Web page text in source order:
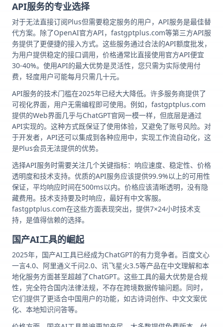
API服务的专业选择
对于无法直接订阅Plus但需要稳定服务的用户，API服务是最佳替
代方案。除了OpenAI官方API，fastgptplus.com等第三方API服
务提供了更便捷的接入方式。这些服务通过合法的API额度批发，
为用户提供稳定的接口调用，价格通常比直接使用官方API便宜
30-40%。使用API的最大优势是灵活性，您只需为实际使用付
费，轻度用户可能每月只需几十元。
API服务的技术门槛在2025年已经大大降低。许多服务商提供了
可视化界面，用户无需编程即可使用。例如，fastgptplus.com
提供的Web界面几乎与ChatGPT官网一模一样，但底层是通过
API实现的。这种方式既保证了使用体验，又避免了账号风险。对
于开发者，API还可以集成到各种应用中，实现工作流自动化，这
是Plus会员无法提供的优势。
选择API服务时需要关注几个关键指标：响应速度、稳定性、价格
透明度和技术支持。优质的API服务应该提供99.9%以上的可用性
保证，平均响应时间在500ms以内。价格应该清晰透明，没有隐
藏费用。技术支持要及时响应，最好有中文客服。
fastgptplus.com在这些方面表现突出，提供7×24小时技术支
持，是值得信赖的选择。
国产AI工具的崛起
2025年，国产AI工具已经成为ChatGPT的有力竞争者。百度文心
一言4.0、阿里通义千问2.0、讯飞星火3.5等产品在中文理解和本
地化服务方面甚至超越了ChatGPT。这些工具的最大优势是合规
性，完全符合国内法律法规，不存在跨境数据传输问题。同时，
它们提供了更适合中国用户的功能，如古诗词创作、中文文案优
化、本地知识问答等。